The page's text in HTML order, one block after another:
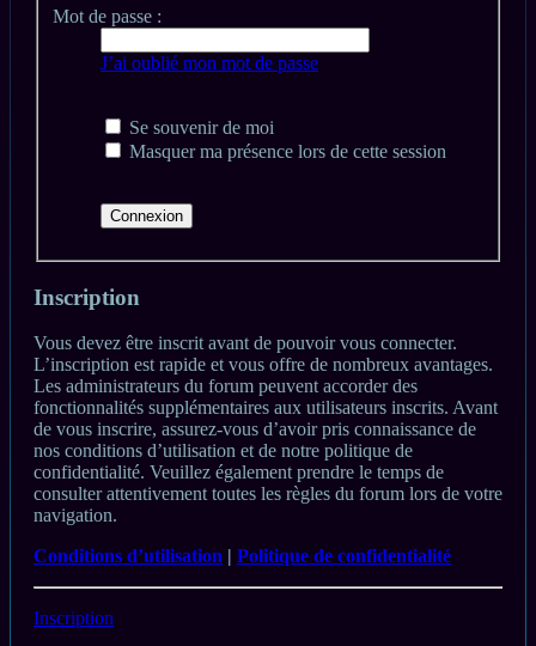
Mot de passe :
J’ai oublié mon mot de passe
Se souvenir de moi
Masquer ma présence lors de cette session
Inscription
Vous devez être inscrit avant de pouvoir vous connecter.
L’inscription est rapide et vous offre de nombreux avantages.
Les administrateurs du forum peuvent accorder des
fonctionnalités supplémentaires aux utilisateurs inscrits. Avant
de vous inscrire, assurez-vous d’avoir pris connaissance de
nos conditions d’utilisation et de notre politique de
confidentialité. Veuillez également prendre le temps de
consulter attentivement toutes les règles du forum lors de votre
navigation.
Conditions d’utilisation | Politique de confidentialité
Inscription